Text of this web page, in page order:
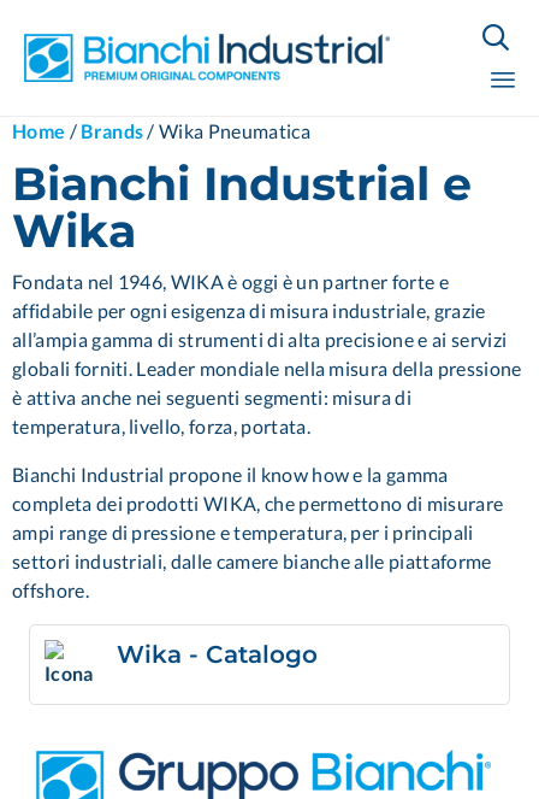

Home / Brands/Wika Pneumatica
Bianchi Industrial e
Wika
Fondata nel 1946, WIKA è oggi è un partner forte e
affidabile per ogni esigenza di misura industriale, grazie
all’ampia gamma di strumenti di alta precisione e ai servizi
globali forniti. Leader mondiale nella misura della pressione
è attiva anche nei seguenti segmenti: misura di
temperatura, livello, forza, portata.
Bianchi Industrial propone il know how e la gamma
completa dei prodotti WIKA, che permettono di misurare
ampi range di pressione e temperatura, per i principali
settori industriali, dalle camere bianche alle piattaforme
offshore.
Wika - Catalogo